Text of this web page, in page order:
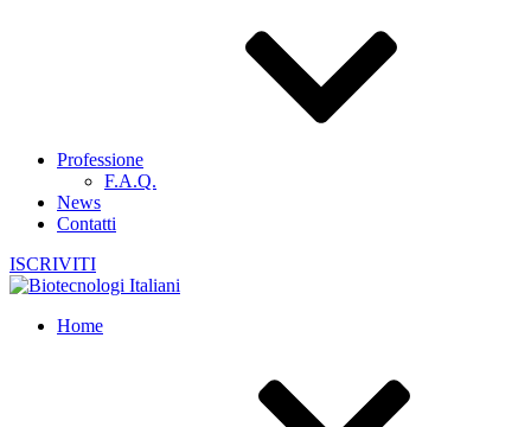
Professione
F.A.Q.
News
Contatti
ISCRIVITI
Home